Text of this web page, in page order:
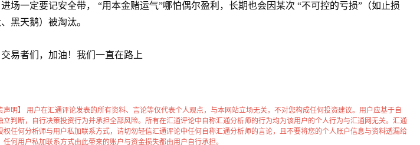
进场一定要记安全带， “用本金赌运气”哪怕偶尔盈利，长期也会因某次 “不可控的亏损”（如止损
黑天鹅）被淘汰。
交易者们，加油！我们一直在路上
声明】 用户在汇通评论发表的所有资料、言论等仅代表个人观点，与本网站立场无关，不对您构成任何投资建议。用户应基于自
立判断，自行决策投资行为并承担全部风险。所有在汇通评论中自称汇通分析师的行为均为该用户的个人行为与汇通网无关。汇通
权任何分析师与用户私加联系方式，请切勿轻信汇通评论中任何自称汇通分析师的言论，且不要将您的个人账户信息与资料透漏给
任何用户私加联系方式由此带来的账户与资金损失都由用户自行承担。